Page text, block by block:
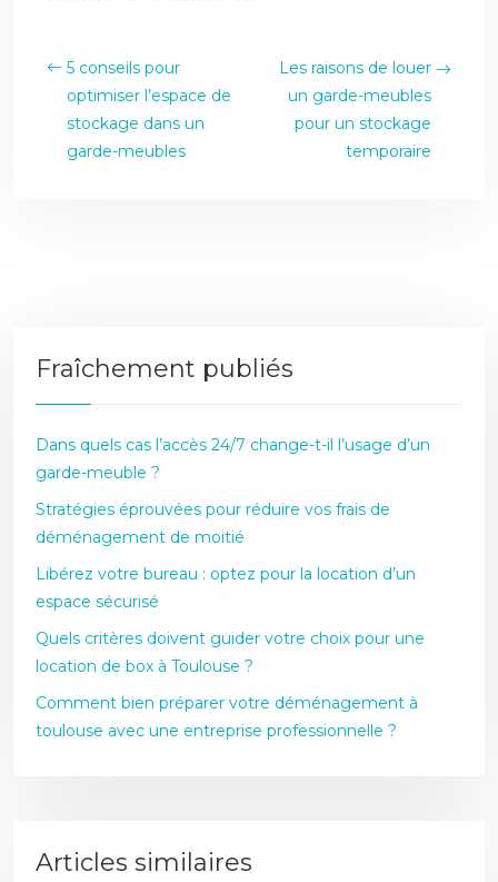
5 conseils pour
optimiser l’espace de
stockage dans un
garde-meubles
Les raisons de louer
un garde-meubles
pour un stockage
temporaire
Fraîchement publiés
Dans quels cas l’accès 24/7 change-t-il l’usage d’un
garde-meuble ?
Stratégies éprouvées pour réduire vos frais de
déménagement de moitié
Libérez votre bureau : optez pour la location d’un
espace sécurisé
Quels critères doivent guider votre choix pour une
location de box à Toulouse ?
Comment bien préparer votre déménagement à
toulouse avec une entreprise professionnelle ?
Articles similaires